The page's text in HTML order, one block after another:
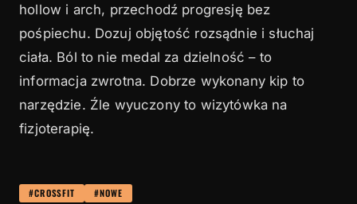
hollow i arch, przechodź progresję bez
pośpiechu. Dozuj objętość rozsądnie i słuchaj
ciała. Ból to nie medal za dzielność – to
informacja zwrotna. Dobrze wykonany kip to
narzędzie. Źle wyuczony to wizytówka na
fizjoterapię.
#CROSSFIT #NOWE